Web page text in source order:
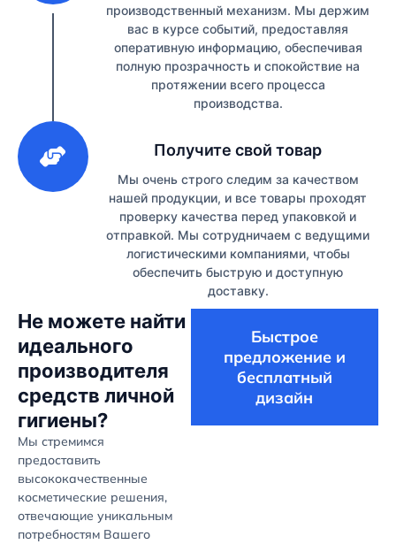
производственный механизм. Мы держим
вас в курсе событий, предоставляя
оперативную информацию, обеспечивая
полную прозрачность и спокойствие на
протяжении всего процесса
производства.
Получите свой товар
Мы очень строго следим за качеством
нашей продукции, и все товары проходят
проверку качества перед упаковкой и
отправкой. Мы сотрудничаем с ведущими
логистическими компаниями, чтобы
обеспечить быструю и доступную
доставку.
Не можете найти
идеального
производителя
средств личной
гигиены?
Мы стремимся
предоставить
высококачественные
косметические решения,
отвечающие уникальным
потребностям Вашего
Быстрое
предложение и
бесплатный
дизайн